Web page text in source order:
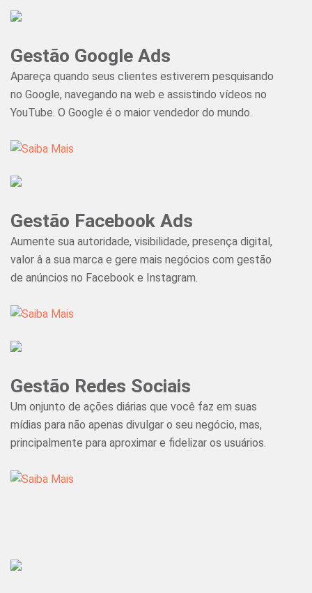
Gestão Google Ads
Apareça quando seus clientes estiverem pesquisando
no Google, navegando na web e assistindo vídeos no
YouTube. O Google é o maior vendedor do mundo.
Gestão Facebook Ads
Aumente sua autoridade, visibilidade, presença digital,
valor â a sua marca e gere mais negócios com gestão
de anúncios no Facebook e Instagram.
Gestão Redes Sociais
Um onjunto de ações diárias que você faz em suas
mídias para não apenas divulgar o seu negócio, mas,
principalmente para aproximar e fidelizar os usuários.